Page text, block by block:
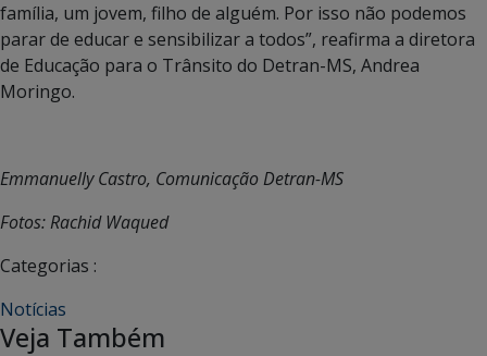
família, um jovem, filho de alguém. Por isso não podemos
parar de educar e sensibilizar a todos”, reafirma a diretora
de Educação para o Trânsito do Detran-MS, Andrea
Moringo.
Emmanuelly Castro, Comunicação Detran-MS
Fotos: Rachid Waqued
Categorias :
Notícias
Veja Também